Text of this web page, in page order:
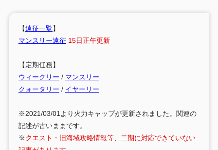
【遠征一覧】
マンスリー遠征 15日正午更新
【定期任務】
ウィークリー / マンスリー
クォータリー / イヤーリー
※2021/03/01より火力キャップが更新されました。関連の
記述が古いままです。
※クエスト・旧海域攻略情報等、二期に対応できていない